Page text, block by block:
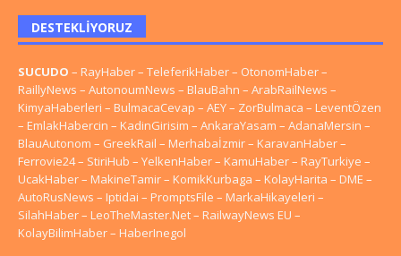
DESTEKLIYORUZ
SUCUDO – RayHaber– TeleferikHaber– OtonomHaber–
RaillyNews – AutonoumNews – BlauBahn – ArabRailNews –
KimyaHaberleri – BulmacaCevap – AEY– ZorBulmaca – LeventÖzen
– EmlakHabercin – KadinGirisim – AnkaraYasam – AdanaMersin –
BlauAutonom – GreekRail – Merhabaİzmir– KaravanHaber–
Ferrovie24– StiriHub – YelkenHaber– KamuHaber– RayTurkiye –
UcakHaber– MakineTamir– KomikKurbaga – KolayHarita – DME –
AutoRusNews – Iptidai – PromptsFile – MarkaHikayeleri –
SilahHaber– LeoTheMaster.Net– RailwayNews EU –
KolayBilimHaber– HaberInegol